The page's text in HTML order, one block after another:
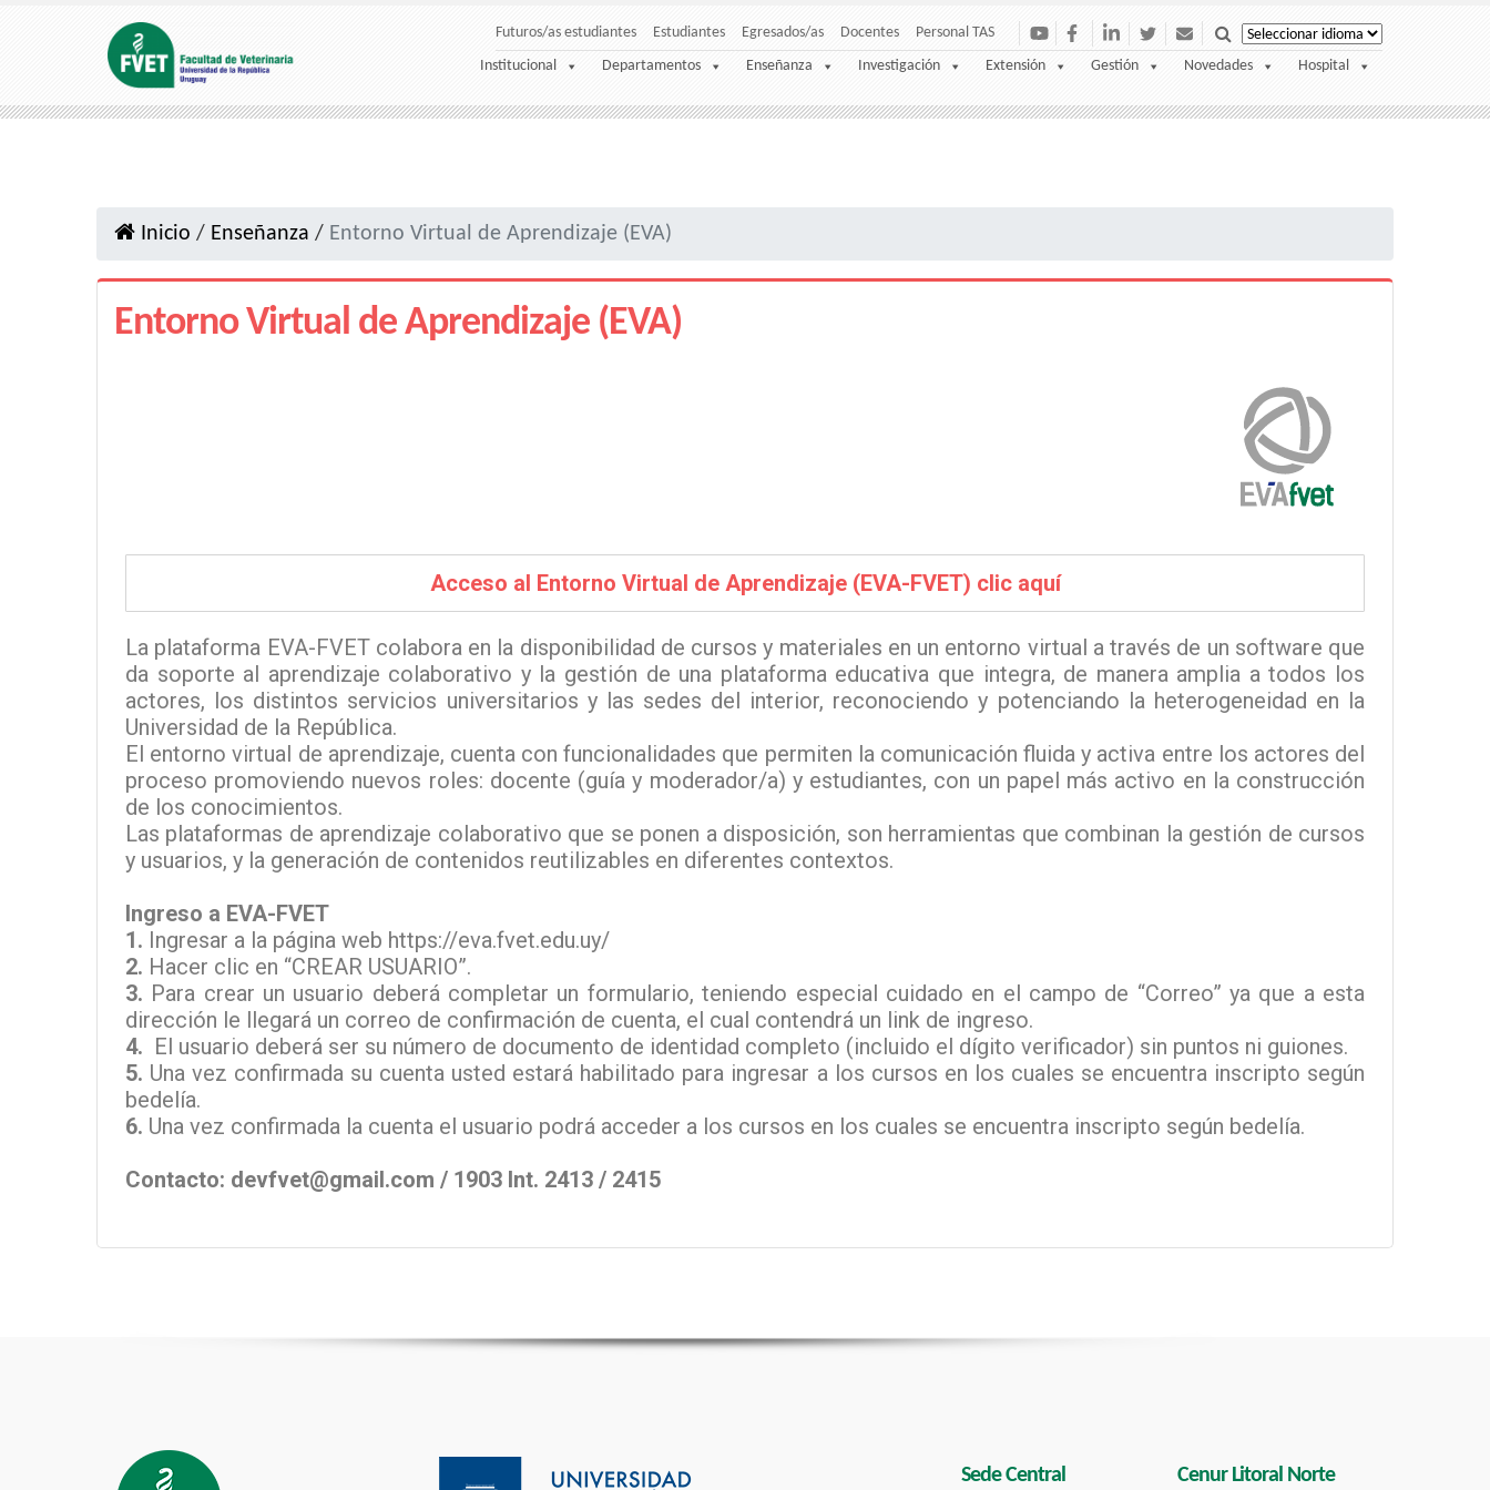
Futuros/as estudiantes Estudiantes Egresados/as Docentes Personal TAS
Institucional Departamentos Enseñanza Investigación Extensión Gestión Novedades Hospital
Inicio / Enseñanza / Entorno Virtual de Aprendizaje (EVA)
Entorno Virtual de Aprendizaje (EVA)
Acceso al Entorno Virtual de Aprendizaje (EVA-FVET) clic aquí
La plataforma EVA-FVET colabora en la disponibilidad de cursos y materiales en un entorno virtual a través de un software que
da soporte al aprendizaje colaborativo y la gestión de una plataforma educativa que integra, de manera amplia a todos los
actores, los distintos servicios universitarios y las sedes del interior, reconociendo y potenciando la heterogeneidad en la
Universidad de la República.
El entorno virtual de aprendizaje, cuenta con funcionalidades que permiten la comunicación fluida y activa entre los actores del
proceso promoviendo nuevos roles: docente (guía y moderador/a) y estudiantes, con un papel más activo en la construcción
de los conocimientos.
Las plataformas de aprendizaje colaborativo que se ponen a disposición, son herramientas que combinan la gestión de cursos
y usuarios, y la generación de contenidos reutilizables en diferentes contextos.
Ingreso a EVA-FVET
1. Ingresar a la página web https://eva.fvet.edu.uy/
2. Hacer clic en “CREAR USUARIO”.
3. Para crear un usuario deberá completar un formulario, teniendo especial cuidado en el campo de “Correo” ya que a esta
dirección le llegará un correo de confirmación de cuenta, el cual contendrá un link de ingreso.
4. El usuario deberá ser su número de documento de identidad completo (incluido el dígito verificador) sin puntos ni guiones.
5. Una vez confirmada su cuenta usted estará habilitado para ingresar a los cursos en los cuales se encuentra inscripto según
bedelía.
6. Una vez confirmada la cuenta el usuario podrá acceder a los cursos en los cuales se encuentra inscripto según bedelía.
Contacto: devfvet@gmail.com / 1903 Int. 2413 / 2415
Sede Central Cenur Litoral Norte